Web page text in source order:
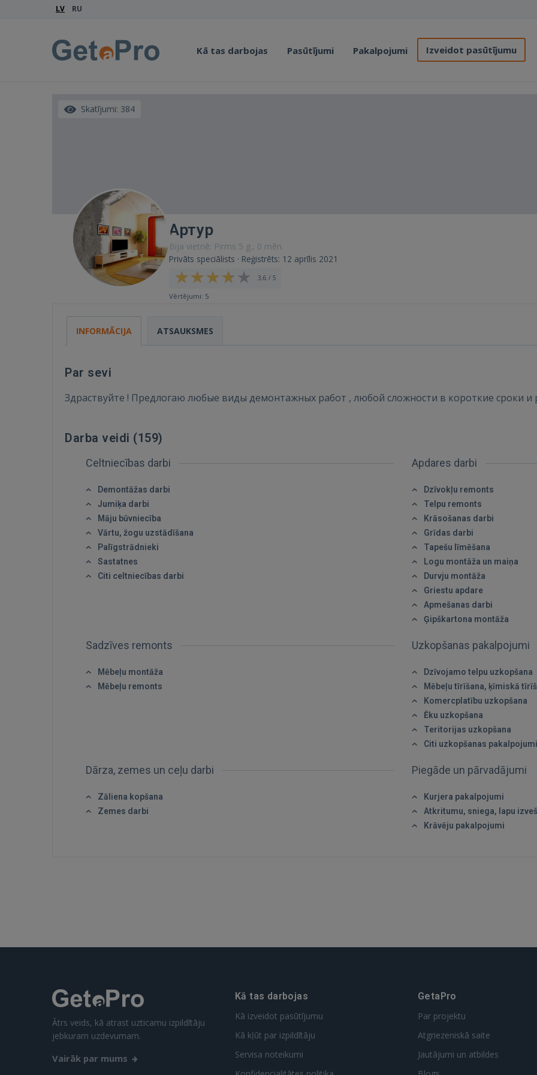
LV RU
Kā tas darbojas Pasūtījumi Pakalpojumi Izveidot pasūtījumu
GOOGLE
 Sign in with Apple
Vēl neesat reģistrējies?
Skatījumi: 384
Артур
Bija vietnē: Pirms 5 g., 0 mēn.
Privāts speciālists · Reģistrēts: 12 aprīlis 2021
3,6 / 5
Vērtējumi: 5
INFORMĀCIJA ATSAUKSMES
Par sevi
Здраствуйте ! Предлогаю любые виды демонтажных работ , любой сложности в короткие сроки и
Darba veidi (159)
Celtniecības darbi
Demontāžas darbi
Jumiķa darbi
Māju būvniecība
Vārtu, žogu uzstādīšana
Palīgstrādnieki
Sastatnes
Citi celtniecības darbi
Apdares darbi
Dzīvokļu remonts
Telpu remonts
Krāsošanas darbi
Grīdas darbi
Tapešu līmēšana
Logu montāža un maiņa
Durvju montāža
Griestu apdare
Apmešanas darbi
Ģipškartona montāža
Sadzīves remonts
Mēbeļu montāža
Mēbeļu remonts
Uzkopšanas pakalpojumi
Dzīvojamo telpu uzkopšana
Mēbeļu tīrīšana, ķīmiskā
Komercplatību uzkopšana
Ēku uzkopšana
Teritorijas uzkopšana
Citi uzkopšanas pakalpojumi
Dārza, zemes un ceļu darbi
Zāliena kopšana
Zemes darbi
Piegāde un pārvadājumi
Kurjera pakalpojumi
Atkritumu, sniega, lapu
Krāvēju pakalpojumi
Ātrs veids, kā atrast uzticamu izpildītāju
jebkuram uzdevumam.
Vairāk par mums
Kā tas darbojas
Kā izveidot pasūtījumu
Kā kļūt par izpildītāju
Servisa noteikumi
GetaPro
Par projektu
Atgriezeniskā saite
Jautājumi un atbildes